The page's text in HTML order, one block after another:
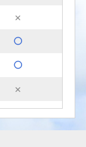
×
○
○
×
×